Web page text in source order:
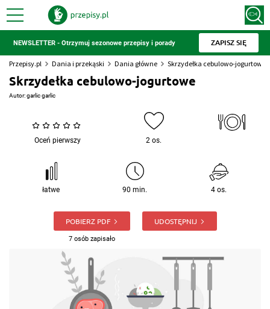
NEWSLETTER - Otrzymuj sezonowe przepisy i porady ZAPISZ SIĘ
Przepisy.pl Dania i przekąski Dania główne Skrzydełka cebulowo-jogurtowe
Skrzydełka cebulowo-jogurtowe
Autor:garlic garlic
Oceń pierwszy 2 os.
łatwe 90 min. 4 os.
POBIERZ PDF
7 osób zapisało
UDOSTĘPNIJ